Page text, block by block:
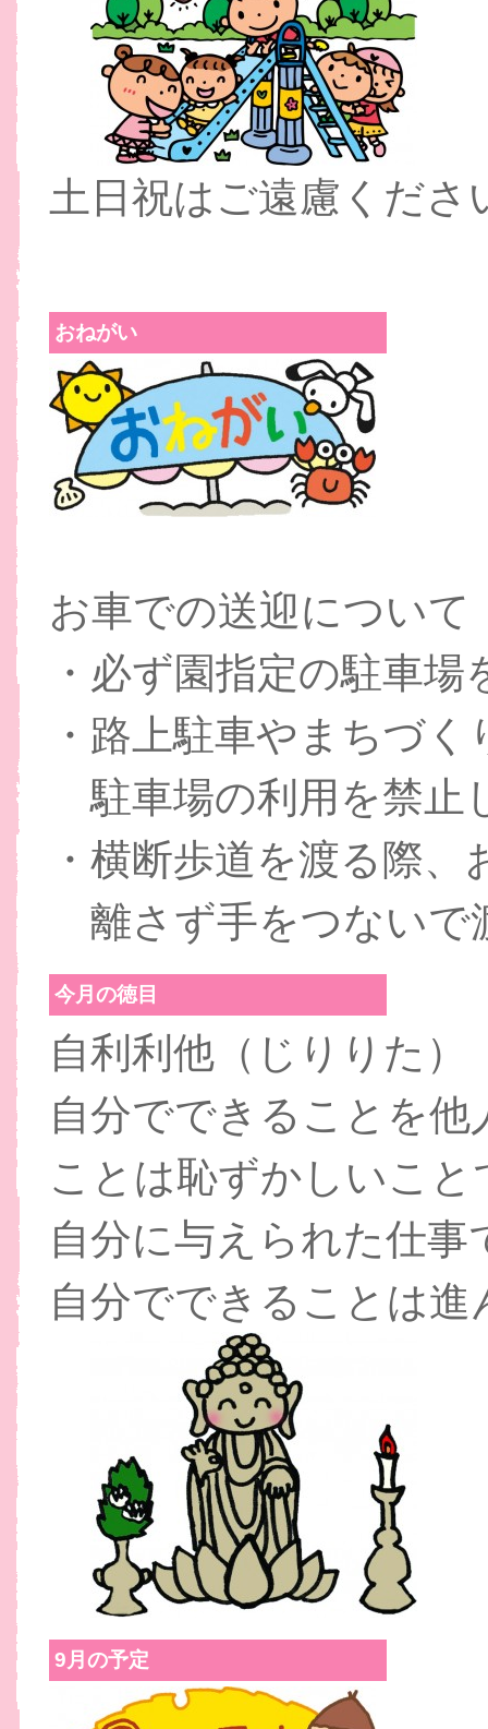
土日祝はご遠慮くださ
おねがい
お車での送迎について
・必ず園指定の駐車
・路上駐車やまちづ
駐車場の利用を禁止
・横断歩道を渡る際
離さず手をつないで
今月の徳目
自利利他（じりりた）
自分でできることを他
ことは恥ずかしいこと
自分に与えられた仕事
自分でできることは進
9月の予定